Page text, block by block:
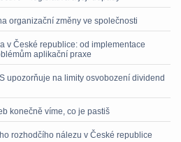
organizační změny ve společnosti
v České republice: od implementace
aplikační praxe
upozorňuje na limity osvobození dividend
konečně víme, co je pastiš
rozhodčího nálezu v České republice